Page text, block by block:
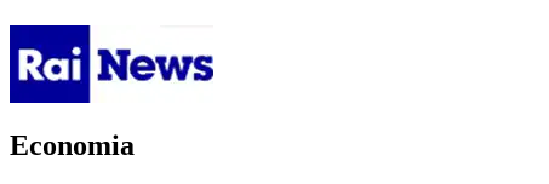
Economia